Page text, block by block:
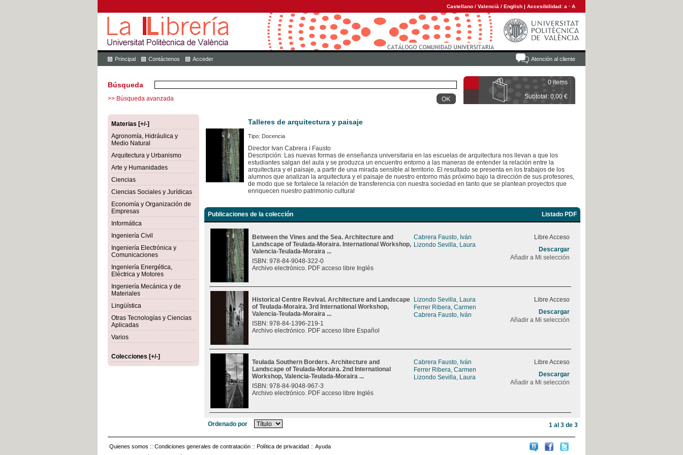
Castellano / Valencià / English | Accesibilidad: a · A
Atención al cliente
Principal Contáctenos Acceder
0 items
Subtotal: 0,00 €
Búsqueda
>> Búsqueda avanzada
Materias [+/-]
Agronomía, Hidráulica y
Medio Natural
Arquitectura y Urbanismo
Arte y Humanidades
Ciencias
Ciencias Sociales y Jurídicas
Economía y Organización de
Empresas
Informática
Ingeniería Civil
Ingeniería Electrónica y
Comunicaciones
Ingeniería Energética,
Eléctrica y Motores
Ingeniería Mecánica y de
Materiales
Lingüística
Otras Tecnologías y Ciencias
Aplicadas
Varios
Colecciones [+/-]
Talleres de arquitectura y paisaje
Tipo: Docencia
Director Ivan Cabrera i Fausto
Descripción: Las nuevas formas de enseñanza universitaria en las escuelas de arquitectura nos llevan a que los
estudiantes salgan del aula y se produzca un encuentro entorno a las maneras de entender la relación entre la
arquitectura y el paisaje, a partir de una mirada sensible al territorio. El resultado se presenta en los trabajos de los
alumnos que analizan la arquitectura y el paisaje de nuestro entorno más próximo bajo la dirección de sus profesores,
de modo que se fortalece la relación de transferencia con nuestra sociedad en tanto que se plantean proyectos que
enriquecen nuestro patrimonio cultural
Publicaciones de la colección Listado PDF
Between the Vines and the Sea. Architecture and
Landscape of Teulada-Moraira. International Workshop,
Valencia-Teulada-Moraira ...
ISBN: 978-84-9048-322-0
Archivo electrónico. PDF acceso libre Inglés
Cabrera Fausto, Iván
Lizondo Sevilla, Laura
Libre Acceso
Descargar
Añadir a Mi selección
Historical Centre Revival. Architecture and Landscape
of Teulada-Moraira. 3rd International Workshop,
Valencia-Teulada-Moraira ...
ISBN: 978-84-1396-219-1
Archivo electrónico. PDF acceso libre Español
Lizondo Sevilla, Laura
Ferrer Ribera, Carmen
Cabrera Fausto, Iván
Libre Acceso
Descargar
Añadir a Mi selección
Teulada Southern Borders. Architecture and
Landscape of Teulada-Moraira. 2nd International
Workshop, Valencia-Teulada-Moraira ...
ISBN: 978-84-9048-967-3
Archivo electrónico. PDF acceso libre Inglés
Cabrera Fausto, Iván
Ferrer Ribera, Carmen
Lizondo Sevilla, Laura
Libre Acceso
Descargar
Añadir a Mi selección
Ordenado por 1 al 3 de 3
Quienes somos :: Condiciones generales de contratación :: Política de privacidad :: Ayuda